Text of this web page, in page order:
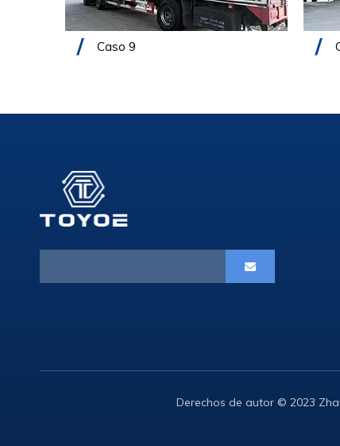
Caso 9
Derechos de autor © 2023